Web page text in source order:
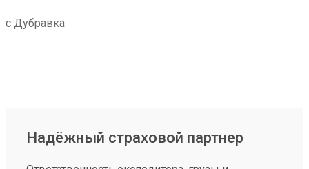
с Дубравка
Надёжный страховой партнер